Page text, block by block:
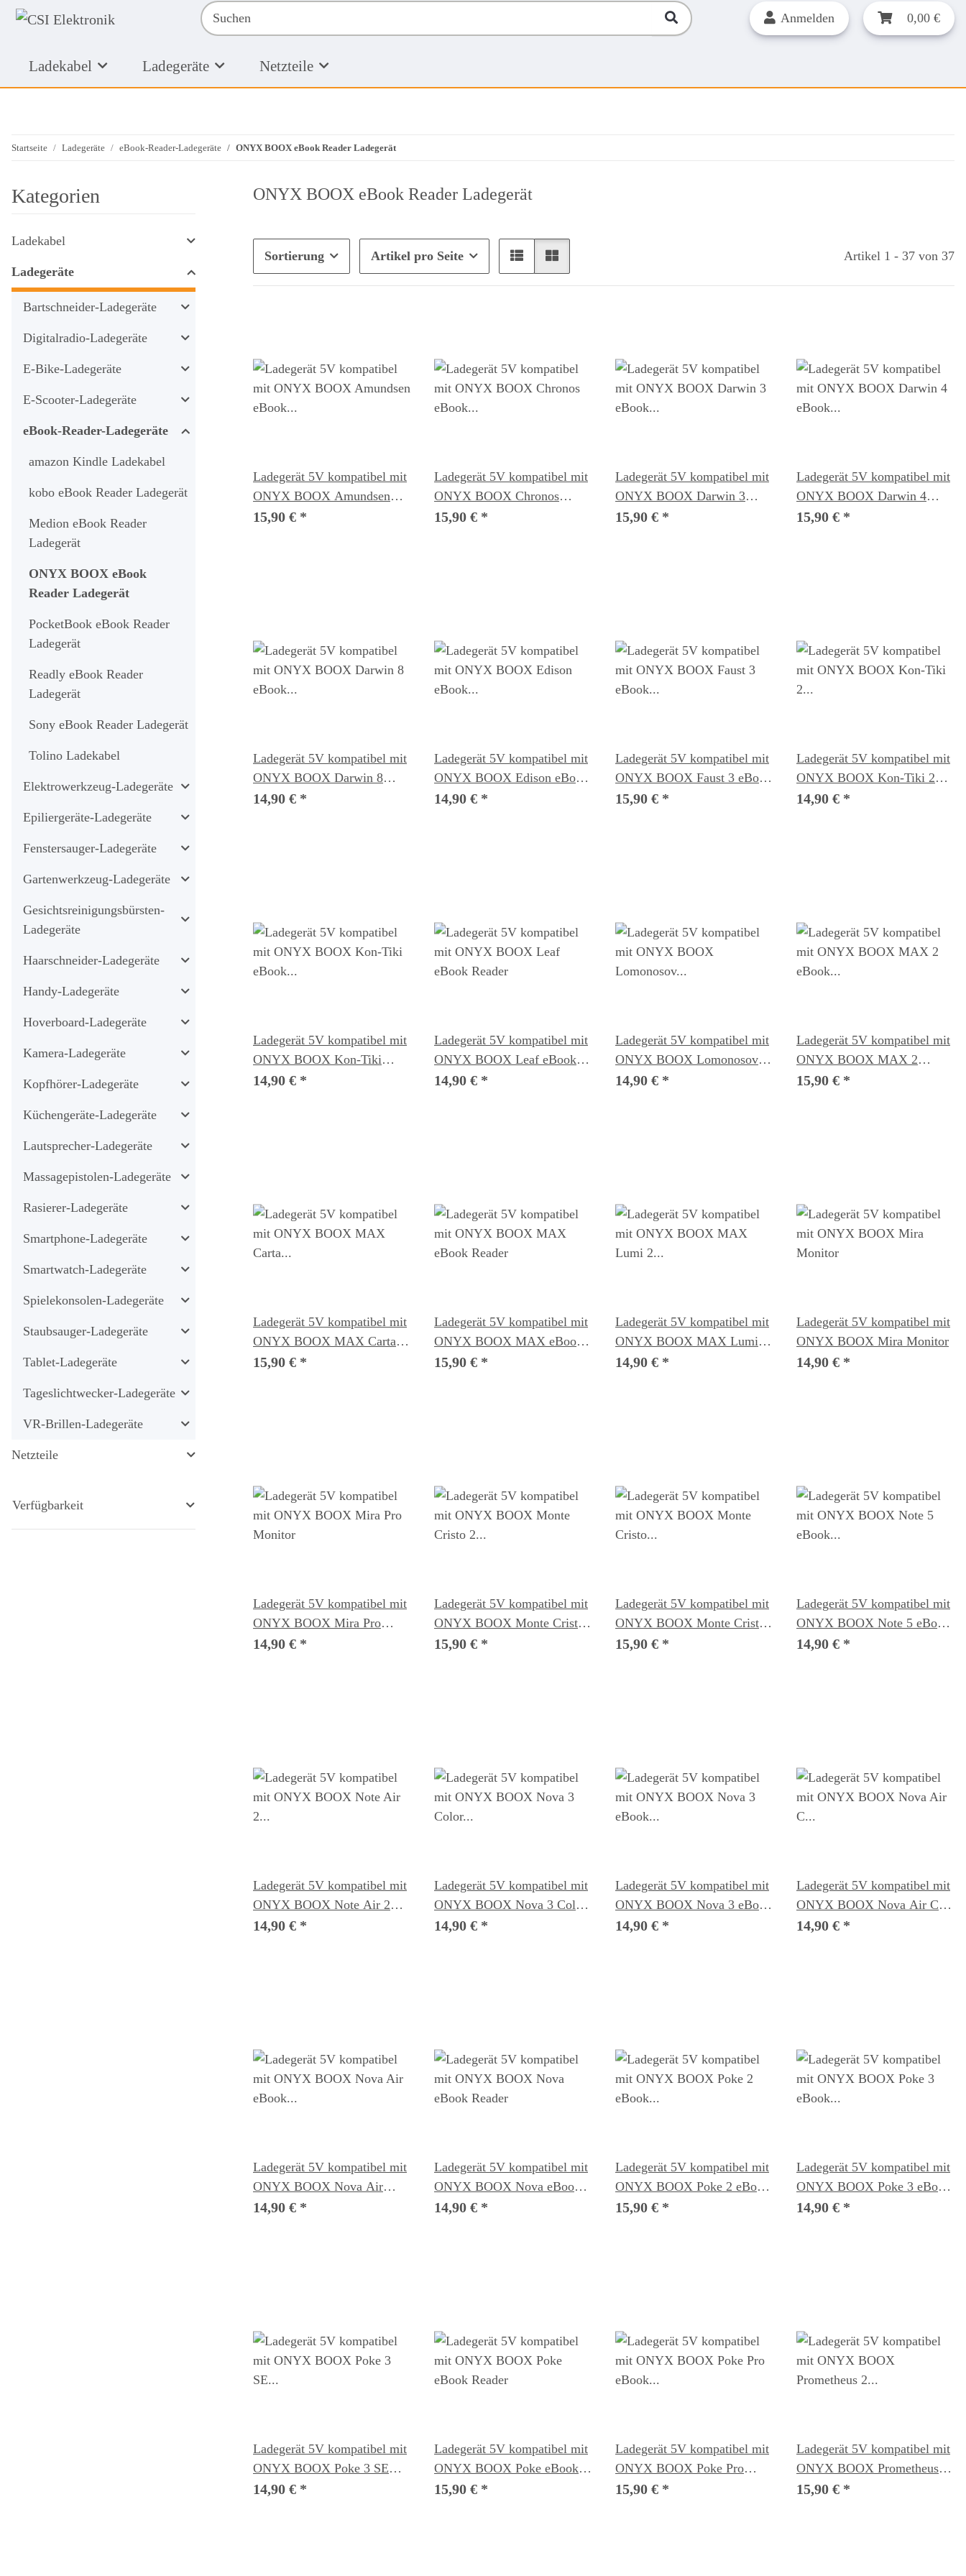
Anmelden 0,00 €
Ladekabel Ladegeräte Netzteile
Startseite Ladegeräte eBook-Reader-Ladegeräte ONYX BOOX eBook Reader Ladegerät
ONYX BOOX eBook Reader Ladegerät
Sortierung Artikel pro Seite Artikel 1 - 37 von 37
Ladegerät 5V kompatibel mit
ONYX BOOX Amundsen
eBook Reader
15,90 € *
Ladegerät 5V kompatibel mit
ONYX BOOX Chronos
eBook Reader
15,90 € *
Ladegerät 5V kompatibel mit
ONYX BOOX Darwin 3
eBook Reader
15,90 € *
Ladegerät 5V kompatibel mit
ONYX BOOX Darwin 4
eBook Reader
15,90 € *
Ladegerät 5V kompatibel mit
ONYX BOOX Darwin 8
eBook Reader
14,90 € *
Ladegerät 5V kompatibel mit
ONYX BOOX Edison eBook
Reader
14,90 € *
Ladegerät 5V kompatibel mit
ONYX BOOX Faust 3 eBook
Reader
15,90 € *
Ladegerät 5V kompatibel mit
ONYX BOOX Kon-Tiki 2
eBook Reader
14,90 € *
Ladegerät 5V kompatibel mit
ONYX BOOX Kon-Tiki
eBook Reader
14,90 € *
Ladegerät 5V kompatibel mit
ONYX BOOX Leaf eBook
Reader
14,90 € *
Ladegerät 5V kompatibel mit
ONYX BOOX Lomonosov
eBook Reader
14,90 € *
Ladegerät 5V kompatibel mit
ONYX BOOX MAX 2
eBook Reader
15,90 € *
Ladegerät 5V kompatibel mit
ONYX BOOX MAX Carta
eBook Reader
15,90 € *
Ladegerät 5V kompatibel mit
ONYX BOOX MAX eBook
Reader
15,90 € *
Ladegerät 5V kompatibel mit
ONYX BOOX MAX Lumi 2
eBook Reader
14,90 € *
Ladegerät 5V kompatibel mit
ONYX BOOX Mira Monitor
14,90 € *
Ladegerät 5V kompatibel mit
ONYX BOOX Mira Pro
Monitor
14,90 € *
Ladegerät 5V kompatibel mit
ONYX BOOX Monte Cristo
2 eBook Reader
15,90 € *
Ladegerät 5V kompatibel mit
ONYX BOOX Monte Cristo
eBook Reader
15,90 € *
Ladegerät 5V kompatibel mit
ONYX BOOX Note 5 eBook
Reader
14,90 € *
Ladegerät 5V kompatibel mit
ONYX BOOX Note Air 2
eBook Reader
14,90 € *
Ladegerät 5V kompatibel mit
ONYX BOOX Nova 3 Color
eBook Reader
14,90 € *
Ladegerät 5V kompatibel mit
ONYX BOOX Nova 3 eBook
Reader
14,90 € *
Ladegerät 5V kompatibel mit
ONYX BOOX Nova Air C
eBook Reader
14,90 € *
Ladegerät 5V kompatibel mit
ONYX BOOX Nova Air
eBook Reader
14,90 € *
Ladegerät 5V kompatibel mit
ONYX BOOX Nova eBook
Reader
14,90 € *
Ladegerät 5V kompatibel mit
ONYX BOOX Poke 2 eBook
Reader
15,90 € *
Ladegerät 5V kompatibel mit
ONYX BOOX Poke 3 eBook
Reader
14,90 € *
Ladegerät 5V kompatibel mit
ONYX BOOX Poke 3 SE
eBook Reader
14,90 € *
Ladegerät 5V kompatibel mit
ONYX BOOX Poke eBook
Reader
15,90 € *
Ladegerät 5V kompatibel mit
ONYX BOOX Poke Pro
eBook Reader
15,90 € *
Ladegerät 5V kompatibel mit
ONYX BOOX Prometheus 2
eBook Reader
15,90 € *
Kategorien
Ladekabel
Ladegeräte
Bartschneider-Ladegeräte
Digitalradio-Ladegeräte
E-Bike-Ladegeräte
E-Scooter-Ladegeräte
eBook-Reader-Ladegeräte
amazon Kindle Ladekabel
kobo eBook Reader Ladegerät
Medion eBook Reader
Ladegerät
ONYX BOOX eBook
Reader Ladegerät
PocketBook eBook Reader
Ladegerät
Readly eBook Reader
Ladegerät
Sony eBook Reader Ladegerät
Tolino Ladekabel
Elektrowerkzeug-Ladegeräte
Epiliergeräte-Ladegeräte
Fenstersauger-Ladegeräte
Gartenwerkzeug-Ladegeräte
Gesichtsreinigungsbürsten-
Ladegeräte
Haarschneider-Ladegeräte
Handy-Ladegeräte
Hoverboard-Ladegeräte
Kamera-Ladegeräte
Kopfhörer-Ladegeräte
Küchengeräte-Ladegeräte
Lautsprecher-Ladegeräte
Massagepistolen-Ladegeräte
Rasierer-Ladegeräte
Smartphone-Ladegeräte
Smartwatch-Ladegeräte
Spielekonsolen-Ladegeräte
Staubsauger-Ladegeräte
Tablet-Ladegeräte
Tageslichtwecker-Ladegeräte
VR-Brillen-Ladegeräte
Netzteile
Verfügbarkeit